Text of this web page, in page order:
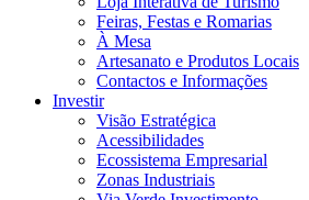
Feiras, Festas e Romarias
À Mesa
Artesanato e Produtos Locais
Contactos e Informações
Investir
Visão Estratégica
Acessibilidades
Ecossistema Empresarial
Zonas Industriais